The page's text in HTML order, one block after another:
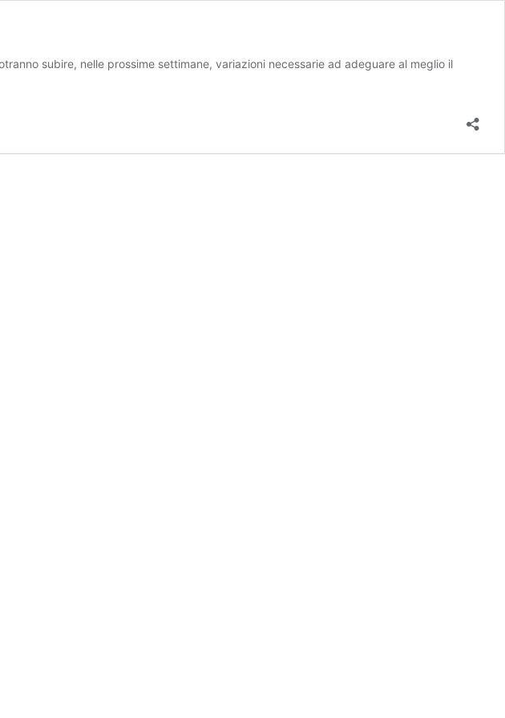
subire, nelle prossime settimane, variazioni necessarie ad adeguare al meglio il